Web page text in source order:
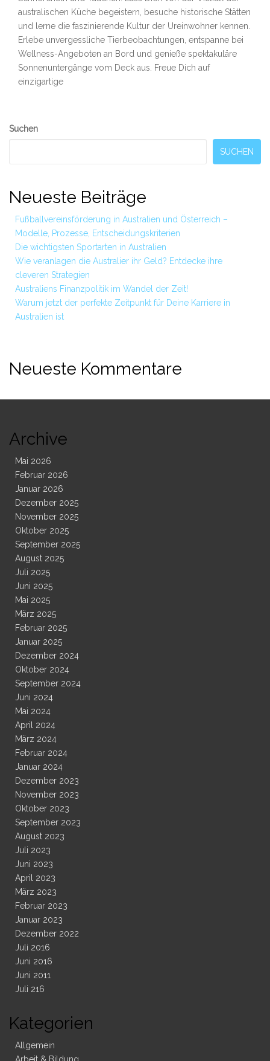
australischen Küche begeistern, besuche historische Stätten
und lerne die faszinierende Kultur der Ureinwohner kennen.
Erlebe unvergessliche Tierbeobachtungen, entspanne bei
Wellness-Angeboten an Bord und genieße spektakuläre
Sonnenuntergänge vom Deck aus. Freue Dich auf
einzigartige
Secondary
Suchen
SUCHEN
Neueste Beiträge
Fußballvereinsförderung in Australien und Österreich –
Modelle, Prozesse, Entscheidungskriterien
Die wichtigsten Sportarten in Australien
Wie veranlagen die Australier ihr Geld? Entdecke ihre
cleveren Strategien
Australiens Finanzpolitik im Wandel der Zeit!
Warum jetzt der perfekte Zeitpunkt für Deine Karriere in
Australien ist
Neueste Kommentare
Archive
Mai 2026
Februar 2026
Januar 2026
Dezember 2025
November 2025
Oktober 2025
September 2025
August 2025
Juli 2025
Juni 2025
Mai 2025
März 2025
Februar 2025
Januar 2025
Dezember 2024
Oktober 2024
September 2024
Juni 2024
Mai 2024
April 2024
März 2024
Februar 2024
Januar 2024
Dezember 2023
November 2023
Oktober 2023
September 2023
August 2023
Juli 2023
Juni 2023
April 2023
März 2023
Februar 2023
Januar 2023
Dezember 2022
Juli 2016
Juni 2016
Juni 2011
Juli 216
Kategorien
Allgemein